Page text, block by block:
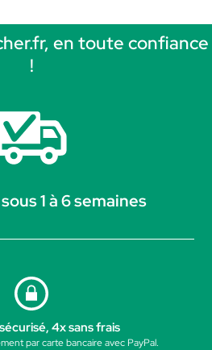
en toute confiance
!
1 à 6 semaines
4x sans frais
par carte bancaire avec PayPal.